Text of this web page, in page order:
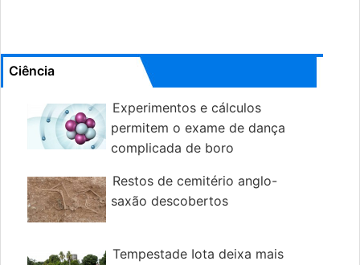
Ciência
Experimentos e cálculos
permitem o exame de dança
complicada de boro
Restos de cemitério anglo-
saxão descobertos
Tempestade Iota deixa mais